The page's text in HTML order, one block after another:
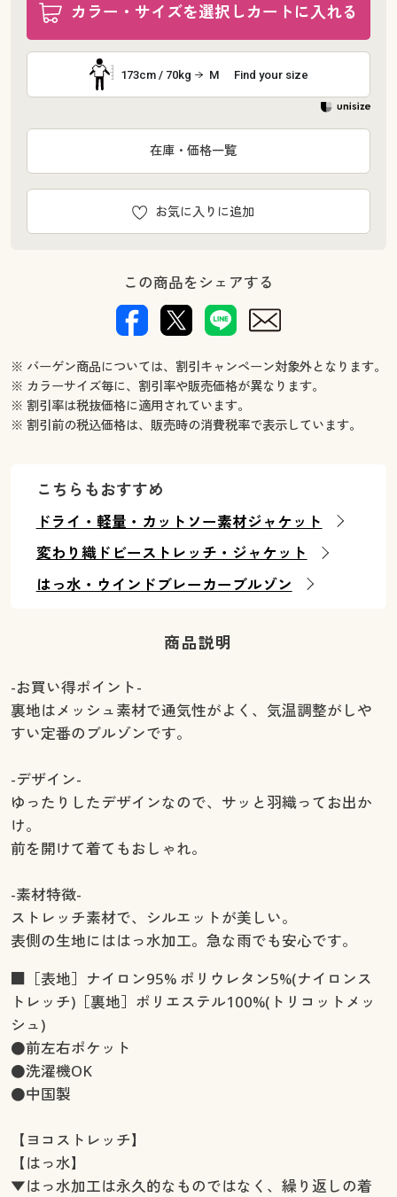
カラー・サイズを選択しカートに入れる
173cm / 70kg M Find your size
お気に入りに追加
在庫・価格一覧
この商品をシェアする
※ バーゲン商品については、割引キャンペーン対象外となります。
※ カラーサイズ毎に、割引率や販売価格が異なります。
※ 割引率は税抜価格に適用されています。
※ 割引前の税込価格は、販売時の消費税率で表示しています。
こちらもおすすめ
ドライ・軽量・カットソー素材ジャケット
変わり織ドビーストレッチ・ジャケット
はっ水・ウインドブレーカーブルゾン
商品説明
-お買い得ポイント-
裏地はメッシュ素材で通気性がよく、気温調整がしや
すい定番のブルゾンです。
-デザイン-
ゆったりしたデザインなので、サッと羽織ってお出か
け。
前を開けて着てもおしゃれ。
-素材特徴-
ストレッチ素材で、シルエットが美しい。
表側の生地にははっ水加工。急な雨でも安心です。
■［表地］ナイロン95% ポリウレタン5%(ナイロンス
トレッチ)［裏地］ポリエステル100%(トリコットメッ
シュ)
●前左右ポケット
●洗濯機OK
●中国製
【ヨコストレッチ】
【はっ水】
▼はっ水加工は永久的なものではなく、繰り返しの着